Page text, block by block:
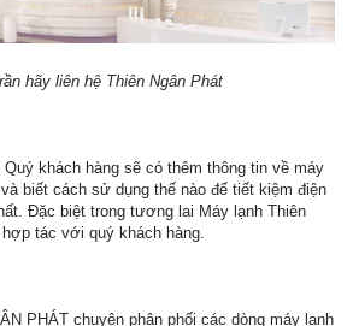
hãy liên hệ Thiên Ngân Phát
Quý khách hàng sẽ có thêm thông tin về máy
biết cách sử dụng thế nào để tiết kiệm điện
Đặc biệt trong tương lai Máy lạnh Thiên
tác với quý khách hàng.
PHÁT chuyên phân phối các dòng máy lạnh